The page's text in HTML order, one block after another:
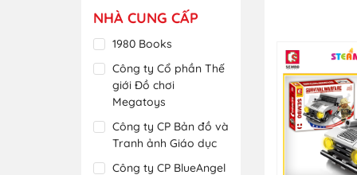
Indonesia
Philippines
Thái Lan
Tây Ban Nha
NHÀ CUNG CẤP
1980 Books
Công ty Cổ phần Thế
giới Đồ chơi
Megatoys
Công ty CP Bản đồ và
Tranh ảnh Giáo dục
Công ty CP BlueAngel